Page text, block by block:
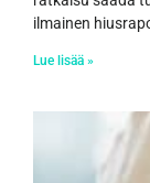
ilmainen
Lue lisää »